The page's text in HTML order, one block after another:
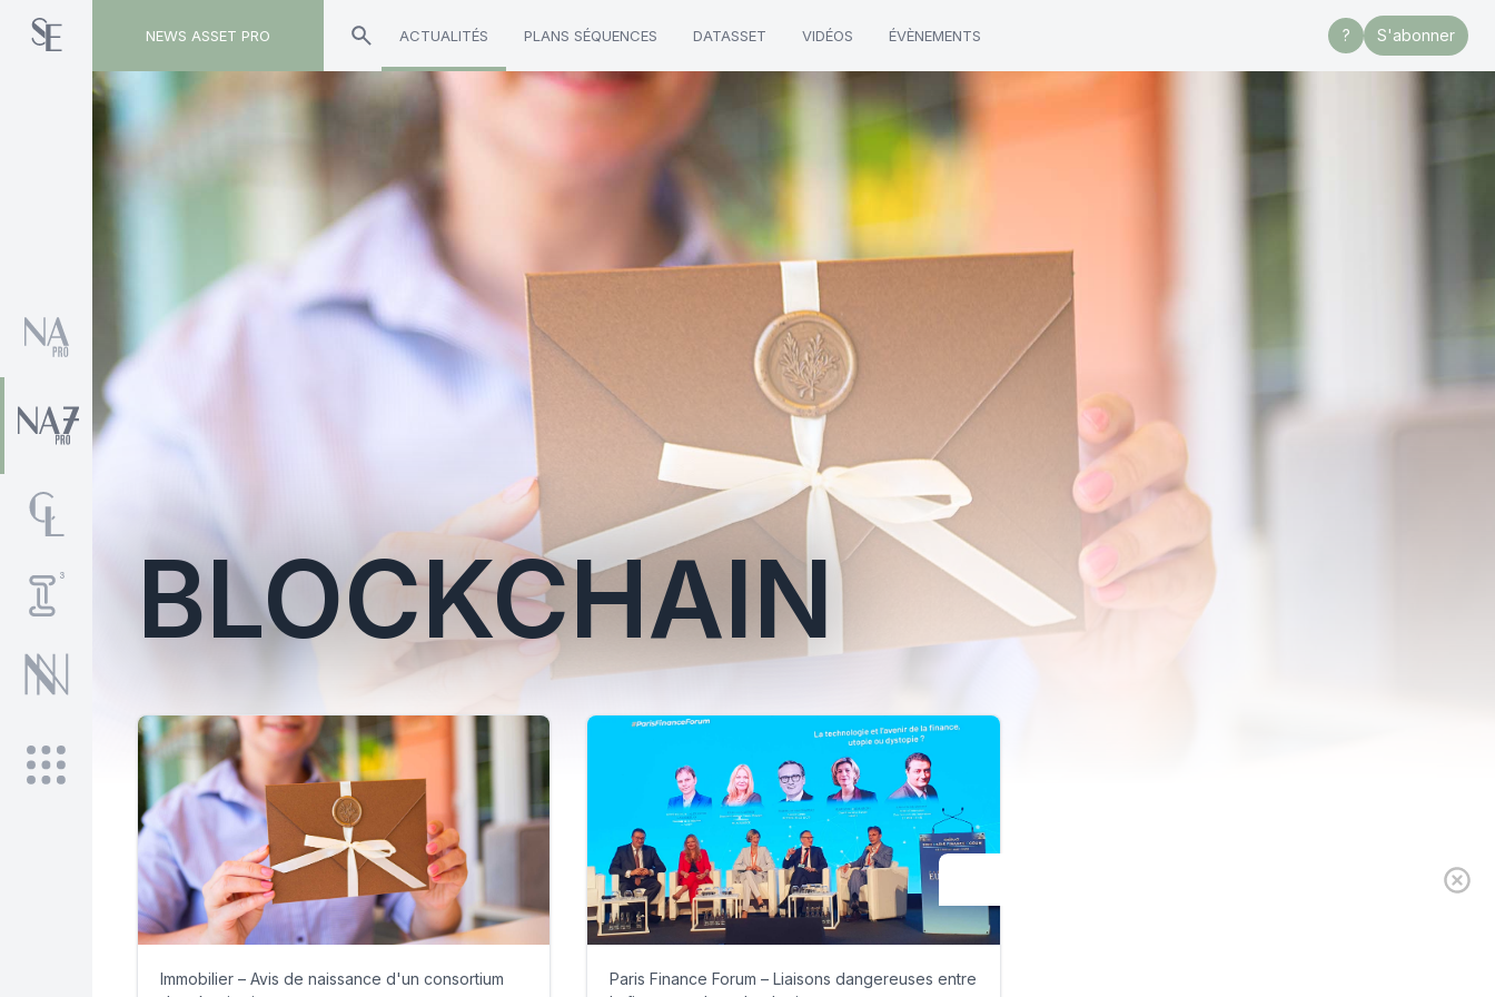
NEWS ASSET PRO ACTUALITÉS PLANS SÉQUENCES DATASSET VIDÉOS ÉVÈNEMENTS ? S'abonner
Toute l'actualité sur le tag "blockchain"
BLOCKCHAIN
Immobilier – Avis de naissance d'un consortium
Paris Finance Forum – Liaisons dangereuses entre